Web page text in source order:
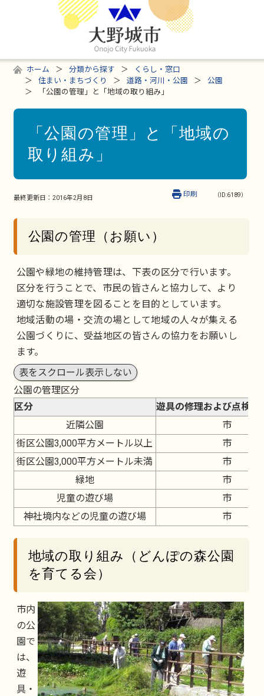
ホーム 分類から探す
くらし・窓口
住まい・まちづくり
道路・河川・公園
公園
「公園の管理」と「地域の取り組み」
「公園の管理」と「地域の
取り組み」
最終更新日： 2016年2月8日 （ID:6189）
印刷
公園の管理（お願い）
公園や緑地の維持管理は、下表の区分で行います。
区分を行うことで、市民の皆さんと協力して、より
適切な施設管理を図ることを目的としています。
地域活動の場・交流の場として地域の人々が集える
公園づくりに、受益地区の皆さんの協力をお願いし
ます。
表をスクロール表示しない
公園の管理区分
区分
遊具の修理および点検
近隣公園
市
街区公園3,000平方メートル以上
市
街区公園3,000平方メートル未満
市
緑地
市
児童の遊び場
市
神社境内などの児童の遊び場
市
地域の取り組み（どんぽの森公園
を育てる会）
市内
の公
園で
は、
遊
具・